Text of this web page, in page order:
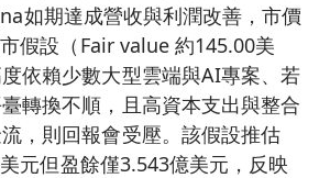
如期達成營收與利潤改善，市價
假設（Fair value 約145.00美
依賴少數大型雲端與AI專案、若
轉換不順，且高資本支出與整合
，則回報會受壓。該假設推估
元但盈餘僅3.543億美元，反映